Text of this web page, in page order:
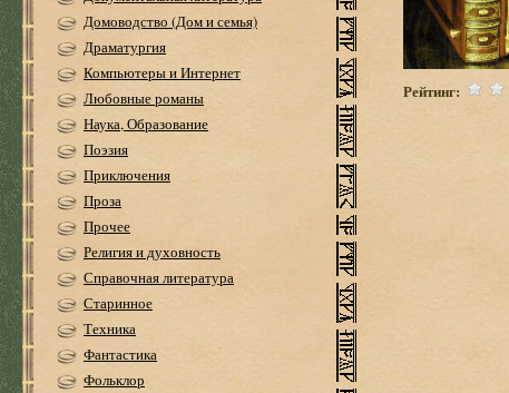
Домоводство (Дом и семья)
Драматургия
Компьютеры и Интернет
Любовные романы
Наука, Образование
Поэзия
Приключения
Проза
Прочее
Религия и духовность
Справочная литература
Старинное
Техника
Фантастика
Фольклор
Рейтинг: